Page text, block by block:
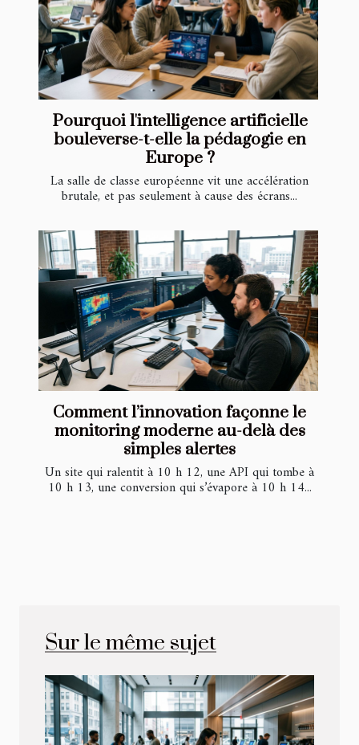
Pourquoi l'intelligence artificielle
bouleverse-t-elle la pédagogie en
Europe ?
La salle de classe européenne vit une accélération
brutale, et pas seulement à cause des écrans...
Comment l’innovation façonne le
monitoring moderne au-delà des
simples alertes
Un site qui ralentit à 10 h 12, une API qui tombe à
10 h 13, une conversion qui s’évapore à 10 h 14...
Sur le même sujet